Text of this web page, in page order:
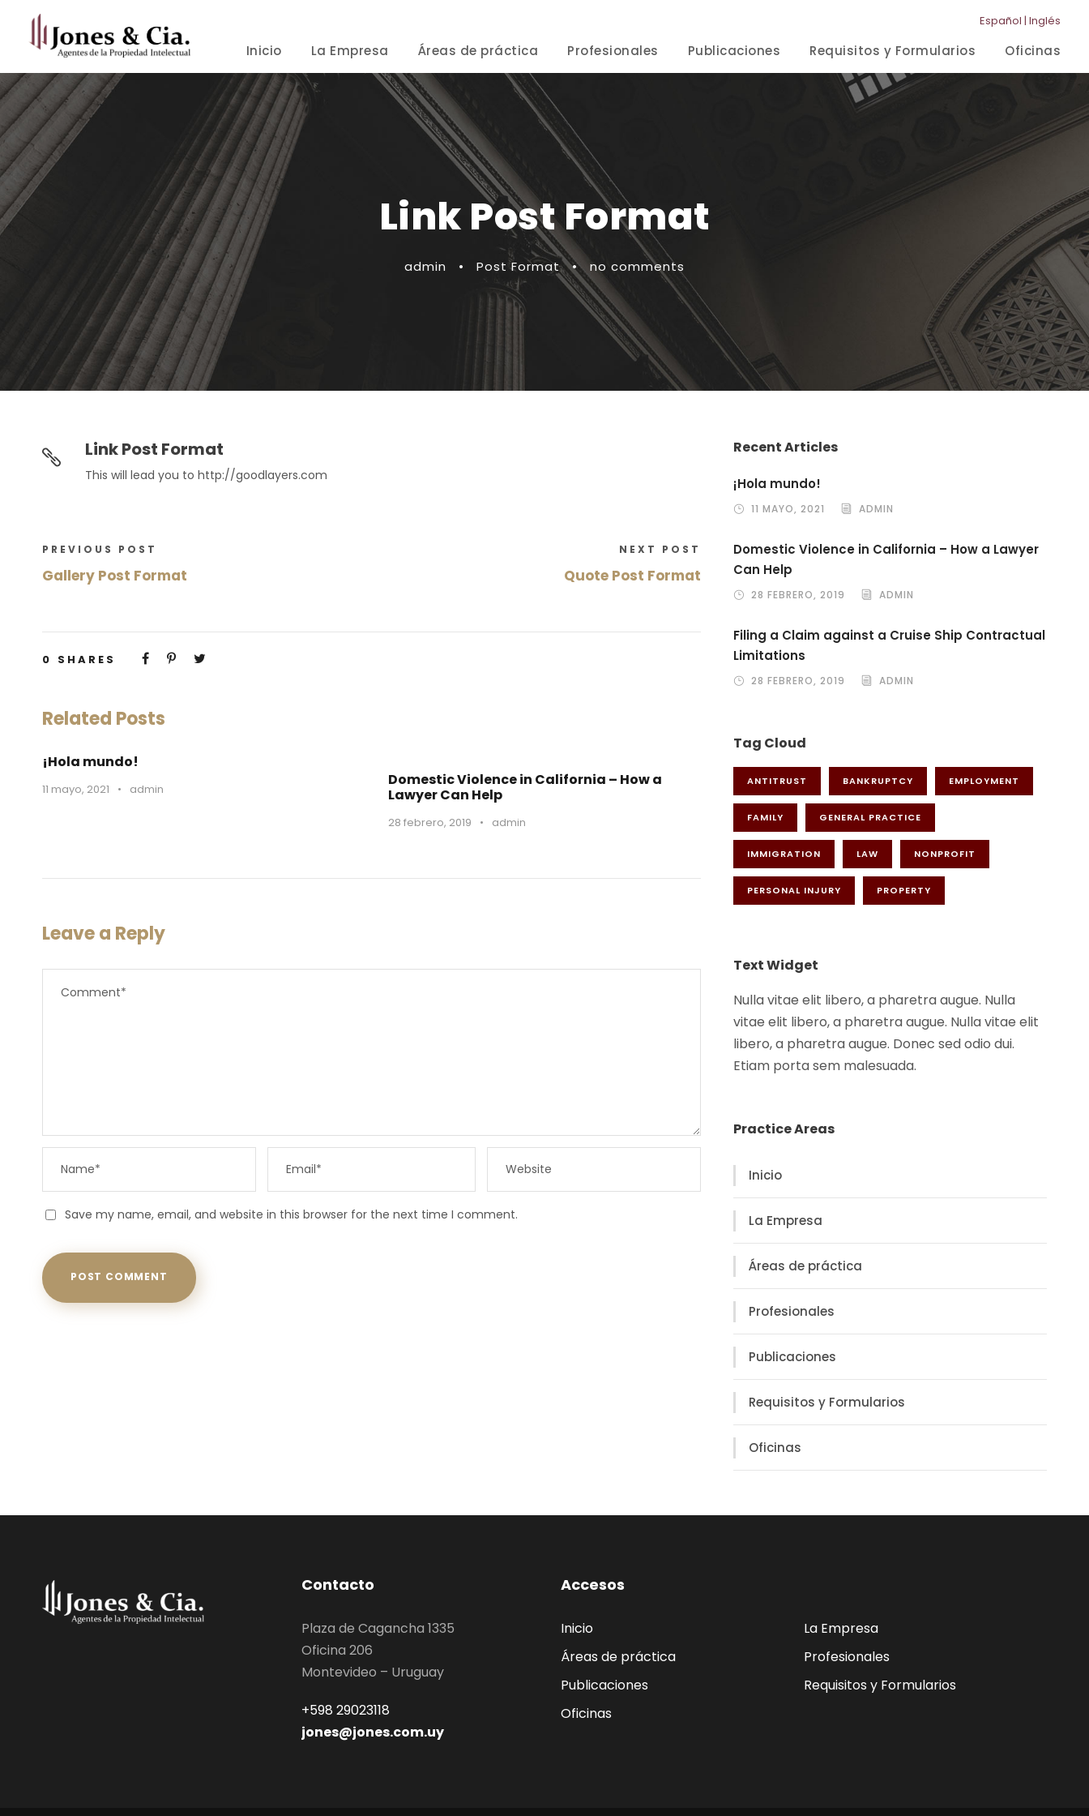
Inicio La Empresa Áreas de práctica Profesionales Publicaciones Requisitos y Formularios Oficinas
Español | Inglés
Link Post Format
admin • Post Format • no comments
Link Post Format
This will lead you to http://goodlayers.com
PREVIOUS POST
Gallery Post Format
NEXT POST
Quote Post Format
0 SHARES
Related Posts
¡Hola mundo!
11 mayo, 2021 • admin
Domestic Violence in California – How a
Lawyer Can Help
28 febrero, 2019 • admin
Leave a Reply
Save my name, email, and website in this browser for the next time I comment.
Recent Articles
¡Hola mundo!
11 MAYO, 2021 ADMIN
Domestic Violence in California – How a Lawyer
Can Help
28 FEBRERO, 2019 ADMIN
Filing a Claim against a Cruise Ship Contractual
Limitations
28 FEBRERO, 2019 ADMIN
Tag Cloud
ANTITRUST BANKRUPTCY EMPLOYMENT
FAMILY GENERAL PRACTICE
IMMIGRATION LAW NONPROFIT
PERSONAL INJURY PROPERTY
Text Widget
Nulla vitae elit libero, a pharetra augue. Nulla
vitae elit libero, a pharetra augue. Nulla vitae elit
libero, a pharetra augue. Donec sed odio dui.
Etiam porta sem malesuada.
Practice Areas
Inicio
La Empresa
Áreas de práctica
Profesionales
Publicaciones
Requisitos y Formularios
Oficinas
Contacto
Plaza de Cagancha 1335
Oficina 206
Montevideo – Uruguay
+598 29023118
jones@jones.com.uy
Accesos
Inicio
La Empresa
Áreas de práctica
Profesionales
Publicaciones
Requisitos y Formularios
Oficinas